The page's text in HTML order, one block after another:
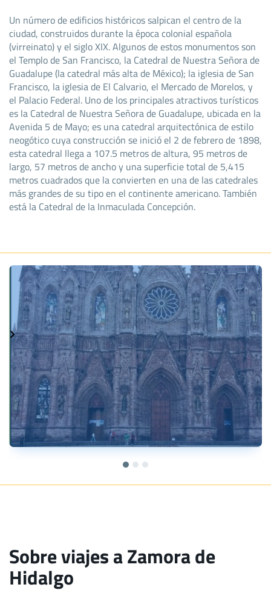
Un número de edificios históricos salpican el centro de la
ciudad, construidos durante la época colonial española
(virreinato) y el siglo XIX. Algunos de estos monumentos son
el Templo de San Francisco, la Catedral de Nuestra Señora de
Guadalupe (la catedral más alta de México); la iglesia de San
Francisco, la iglesia de El Calvario, el Mercado de Morelos, y
el Palacio Federal. Uno de los principales atractivos turísticos
es la Catedral de Nuestra Señora de Guadalupe, ubicada en la
Avenida 5 de Mayo; es una catedral arquitectónica de estilo
neogótico cuya construcción se inició el 2 de febrero de 1898,
esta catedral llega a 107.5 metros de altura, 95 metros de
largo, 57 metros de ancho y una superficie total de 5,415
metros cuadrados que la convierten en una de las catedrales
más grandes de su tipo en el continente americano. También
está la Catedral de la Inmaculada Concepción.
Sobre viajes a Zamora de
Hidalgo